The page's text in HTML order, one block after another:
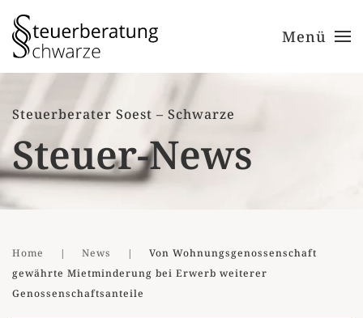
Zum Hauptinhalt springen Menü
Steuerberater Soest – Schwarze
Steuer-News
Home News
Von Wohnungsgenossenschaft
gewährte Mietminderung bei Erwerb weiterer
Genossenschaftsanteile